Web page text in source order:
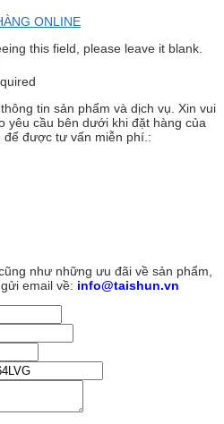
ONLINE
this field, please leave it blank.
tin sản phẩm và dịch vụ. Xin vui
yêu cầu bên dưới khi đặt hàng của
để được tư vấn miễn phí.:
như những ưu đãi về sản phẩm,
email về: info@taishun.vn